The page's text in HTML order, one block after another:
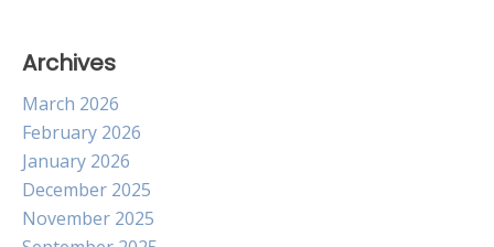
Archives
March 2026
February 2026
January 2026
December 2025
November 2025